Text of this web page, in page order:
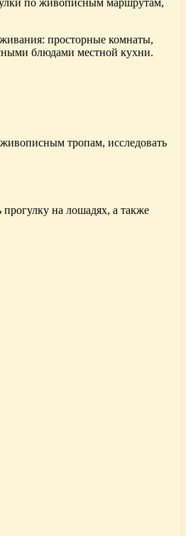
по живописным маршрутам,
просторные комнаты,
блюдами местной кухни.
тропам, исследовать
на лошадях, а также